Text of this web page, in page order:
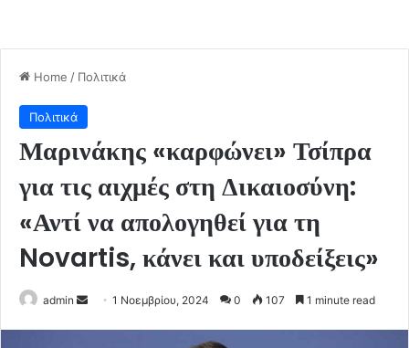
Home / Πολιτικά
Πολιτικά
Μαρινάκης «καρφώνει» Τσίπρα
για τις αιχμές στη Δικαιοσύνη:
«Αντί να απολογηθεί για τη
Novartis, κάνει και υποδείξεις»
admin
Send1 Νοεμβρίου, 2024 0 107 1 minute read